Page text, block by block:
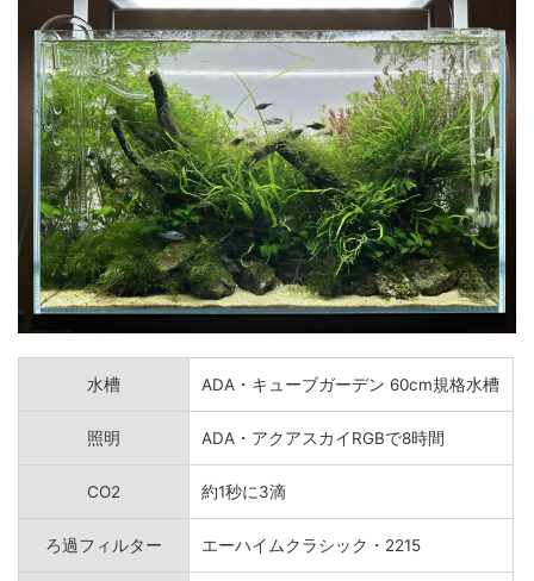
水槽 ADA・キューブガーデン 60cm規格水槽
照明 ADA・アクアスカイRGBで8時間
CO2 約1秒に3滴
ろ過フィルター エーハイムクラシック・2215